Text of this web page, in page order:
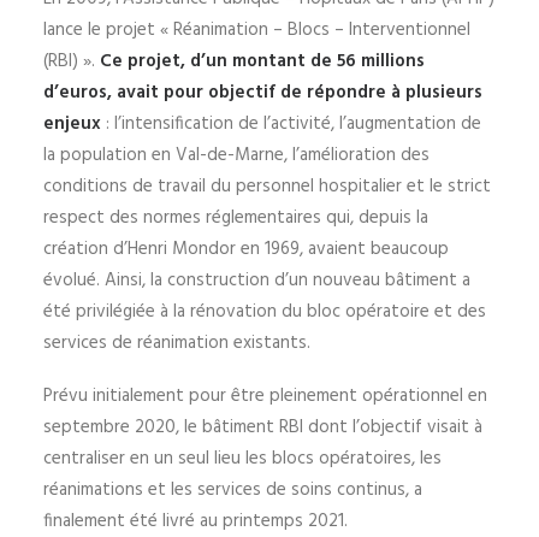
lance le projet « Réanimation – Blocs – Interventionnel
(RBI) ». Ce projet, d’un montant de 56 millions
d’euros, avait pour objectif de répondre à plusieurs
enjeux : l’intensification de l’activité, l’augmentation de
la population en Val-de-Marne, l’amélioration des
conditions de travail du personnel hospitalier et le strict
respect des normes réglementaires qui, depuis la
création d’Henri Mondor en 1969, avaient beaucoup
évolué. Ainsi, la construction d’un nouveau bâtiment a
été privilégiée à la rénovation du bloc opératoire et des
services de réanimation existants.
Prévu initialement pour être pleinement opérationnel en
septembre 2020, le bâtiment RBI dont l’objectif visait à
centraliser en un seul lieu les blocs opératoires, les
réanimations et les services de soins continus, a
finalement été livré au printemps 2021.